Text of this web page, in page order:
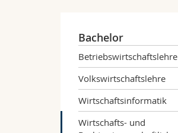
Bachelor
Betriebswirtschaftslehre
Volkswirtschaftslehre
Wirtschaftsinformatik
Wirtschafts- und